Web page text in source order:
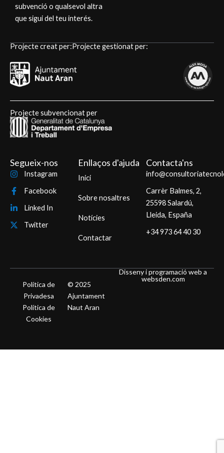
subvenció o qualsevol altra
que sigui del teu interés.
Projecte creat per:Projecte gestionat per:
Projecte subvencionat per
Segueix-nos
Instagram
Facebook
Linked In
Twitter
Enllaços d'ajuda
Inici
Sobre nosaltres
Notícies
Contactar
Contacta'ns
Carrèr Balmes, 2,
25598 Salardú,
Lleida, España
+34 973 64 40 30
© 2025
Ajuntament
Naut Aran
Política de
Privadesa
Política de
Cookies
Disseny i programació web a
websden.com